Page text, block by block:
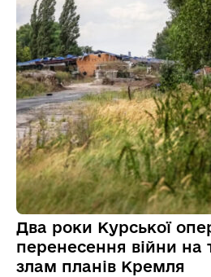
Два роки Курської
перенесення війни на
злам планів Кремля